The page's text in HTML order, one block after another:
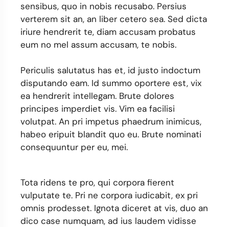
sensibus, quo in nobis recusabo. Persius
verterem sit an, an liber cetero sea. Sed dicta
iriure hendrerit te, diam accusam probatus
eum no mel assum accusam, te nobis.
Periculis salutatus has et, id justo indoctum
disputando eam. Id summo oportere est, vix
ea hendrerit intellegam. Brute dolores
principes imperdiet vis. Vim ea facilisi
volutpat. An pri impetus phaedrum inimicus,
habeo eripuit blandit quo eu. Brute nominati
consequuntur per eu, mei.
Tota ridens te pro, qui corpora fierent
vulputate te. Pri ne corpora iudicabit, ex pri
omnis prodesset. Ignota diceret at vis, duo an
dico case numquam, ad ius laudem vidisse